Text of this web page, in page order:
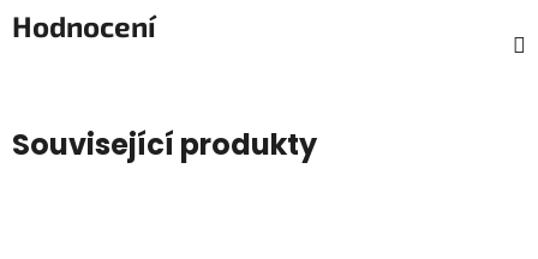
Hodnocení
Související produkty